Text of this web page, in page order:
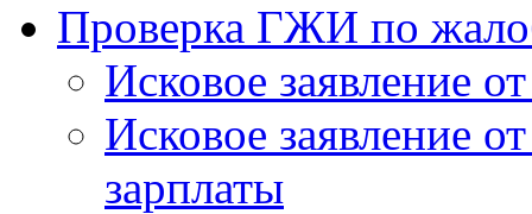
Проверка ГЖИ по
Исковое заявление
Исковое заявление
зарплаты